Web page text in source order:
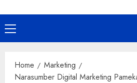
Primary
Menu
Home
Marketing
Narasumber Digital Marketing